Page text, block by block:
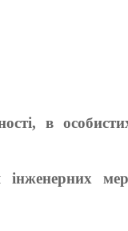
в
інженерних